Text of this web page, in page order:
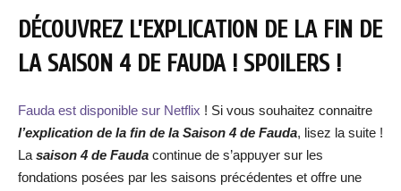
DÉCOUVREZ L’EXPLICATION DE LA FIN DE
LA SAISON 4 DE FAUDA ! SPOILERS !
Fauda est disponible sur Netflix ! Si vous souhaitez connaitre
l’explication de la fin de la Saison 4 de Fauda, lisez la suite !
La saison 4 de Fauda continue de s’appuyer sur les
fondations posées par les saisons précédentes et offre une